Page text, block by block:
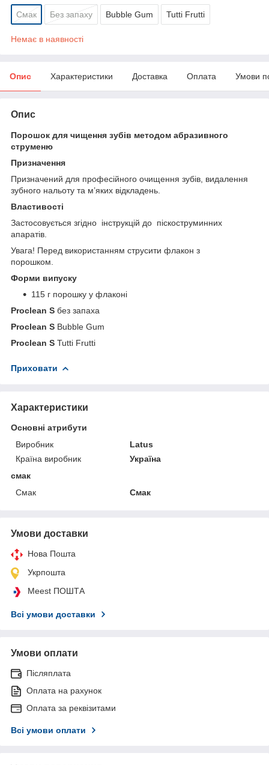
Смак Без запаху Bubble Gum Tutti Frutti
Немає в наявності
Опис Характеристики Доставка Оплата Умови
Опис
Порошок для чищення зубів методом абразивного
струменю
Призначення
Призначений для професійного очищення зубів, видалення
зубного нальоту та м’яких відкладень.
Властивості
Застосовується згідно інструкцій до піскоструминних
апаратів.
Увага! Перед використанням струсити флакон з
порошком.
Форми випуску
115 г порошку у флаконі
Proclean S без запаха
Proclean S Bubble Gum
Proclean S Tutti Frutti
Приховати
Характеристики
Основні атрибути
Виробник
Latus
Країна виробник
Україна
смак
Смак
Смак
Умови доставки
Нова Пошта
Укрпошта
Meest ПОШТА
Всі умови доставки
Умови оплати
Післяплата
Оплата на рахунок
Оплата за реквізитами
Всі умови оплати